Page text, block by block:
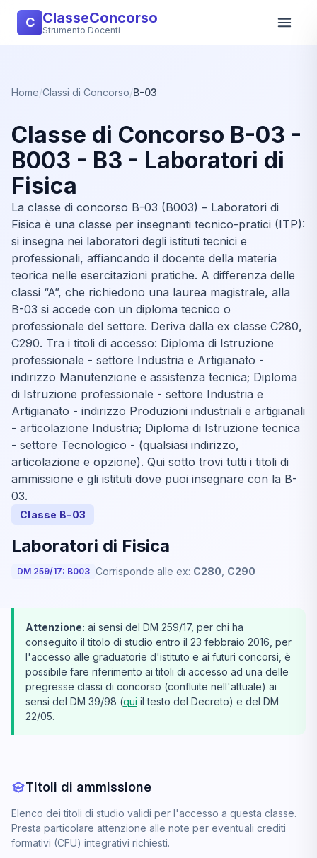
C ClasseConcorso
Strumento Docenti
Home/Classi di Concorso/B-03
Classe di Concorso B-03 -
B003 - B3 - Laboratori di
Fisica
La classe di concorso B-03 (B003) – Laboratori di
Fisica è una classe per insegnanti tecnico-pratici (ITP):
si insegna nei laboratori degli istituti tecnici e
professionali, affiancando il docente della materia
teorica nelle esercitazioni pratiche. A differenza delle
classi “A”, che richiedono una laurea magistrale, alla
B-03 si accede con un diploma tecnico o
professionale del settore. Deriva dalla ex classe C280,
C290. Tra i titoli di accesso: Diploma di Istruzione
professionale - settore Industria e Artigianato -
indirizzo Manutenzione e assistenza tecnica; Diploma
di Istruzione professionale - settore Industria e
Artigianato - indirizzo Produzioni industriali e artigianali
- articolazione Industria; Diploma di Istruzione tecnica
- settore Tecnologico - (qualsiasi indirizzo,
articolazione e opzione). Qui sotto trovi tutti i titoli di
ammissione e gli istituti dove puoi insegnare con la B-
03.
Classe B-03
Laboratori di Fisica
DM 259/17: B003 Corrisponde alle ex: C280 C290
Attenzione: ai sensi del DM 259/17, per chi ha
conseguito il titolo di studio entro il 23 febbraio 2016, per
l'accesso alle graduatorie d'istituto e ai futuri concorsi, è
possibile fare riferimento ai titoli di accesso ad una delle
pregresse classi di concorso (confluite nell'attuale) ai
sensi del DM 39/98 (qui il testo del Decreto) e del DM
22/05.
Titoli di ammissione
Elenco dei titoli di studio validi per l'accesso a questa classe.
Presta particolare attenzione alle note per eventuali crediti
formativi (CFU) integrativi richiesti.